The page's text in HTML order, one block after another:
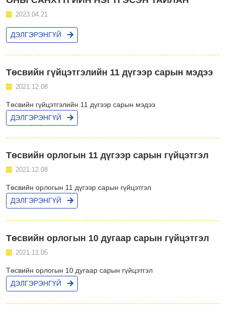
2023.04.21
ДЭЛГЭРЭНГҮЙ
Төсвийн гүйцэтгэлийн 11 дүгээр сарын мэдээ
2021.12.08
Төсвийн гүйцэтгэлийн 11 дүгээр сарын мэдээ
ДЭЛГЭРЭНГҮЙ
Төсвийн орлогын 11 дүгээр сарын гүйцэтгэл
2021.12.08
Төсвийн орлогын 11 дүгээр сарын гүйцэтгэл
ДЭЛГЭРЭНГҮЙ
Төсвийн орлогын 10 дугаар сарын гүйцэтгэл
2021.11.05
Төсвийн орлогын 10 дугаар сарын гүйцэтгэл
ДЭЛГЭРЭНГҮЙ